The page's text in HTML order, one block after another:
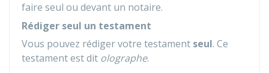
faire seul ou devant un notaire.
Rédiger seul un testament
Vous pouvez rédiger votre testament seul. Ce
testament est dit olographe.